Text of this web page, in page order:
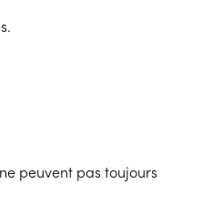
peuvent pas toujours